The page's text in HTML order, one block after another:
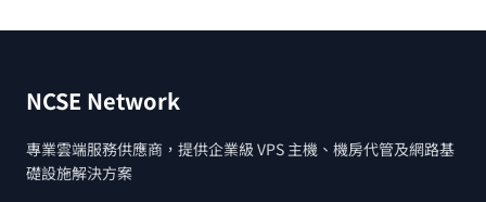
NCSE Network
專業雲端服務供應商，提供企業級 VPS 主機、機房代管及網路基
礎設施解決方案